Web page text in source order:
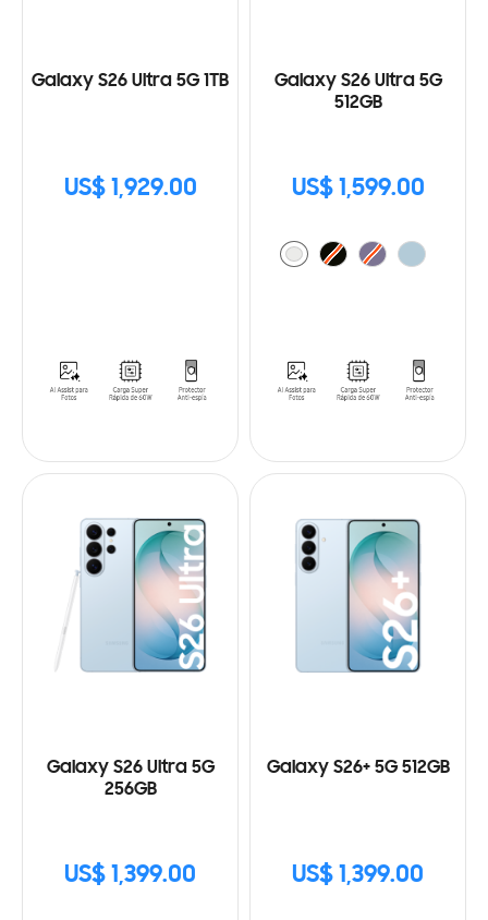
Galaxy S26 Ultra 5G 1TB
US$ 1,929.00
Galaxy S26 Ultra 5G
512GB
US$ 1,599.00
Galaxy S26 Ultra 5G
256GB
US$ 1,399.00
Galaxy S26+ 5G 512GB
US$ 1,399.00